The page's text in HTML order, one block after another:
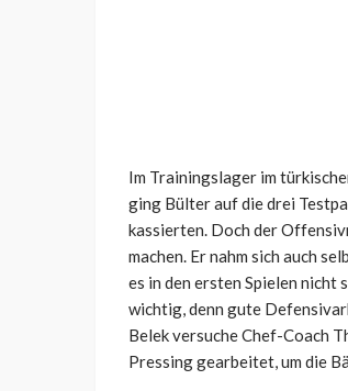
Im Trainingslager im
ging Bülter auf die drei
kassierten. Doch der
machen. Er nahm sich auch
es in den ersten Spielen nicht
wichtig, denn gute
Belek versuche Chef-Coach
Pressing gearbeitet, um die